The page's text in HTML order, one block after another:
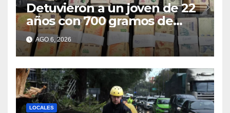
Detuvieron a un joven de 22
años con 700 gramos de
cocaína
AGO 6, 2026
LOCALES